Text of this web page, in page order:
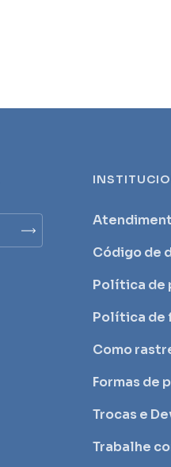
Código de
Política de
Política de
Como
Formas de
Trocas e
Trabalhe